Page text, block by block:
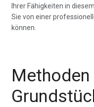
Ihrer Fähigkeiten in
Sie von einer
können.
Methoden